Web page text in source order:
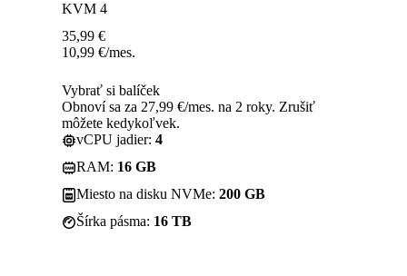
KVM 4
35,99 €
10,99 €/mes.
Vybrať si balíček
Obnoví sa za 27,99 €/mes. na 2 roky. Zrušiť
môžete kedykoľvek.
vCPU jadier: 4
RAM: 16 GB
Miesto na disku NVMe: 200 GB
Šírka pásma: 16 TB